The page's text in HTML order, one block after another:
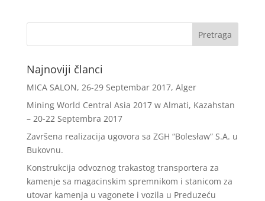
Najnoviji članci
MICA SALON, 26-29 Septembar 2017, Alger
Mining World Central Asia 2017 w Almati, Kazahstan
– 20-22 Septembra 2017
Završena realizacija ugovora sa ZGH “Bolesław” S.A. u
Bukovnu.
Konstrukcija odvoznog trakastog transportera za
kamenje sa magacinskim spremnikom i stanicom za
utovar kamenja u vagonete i vozila u Preduzeću